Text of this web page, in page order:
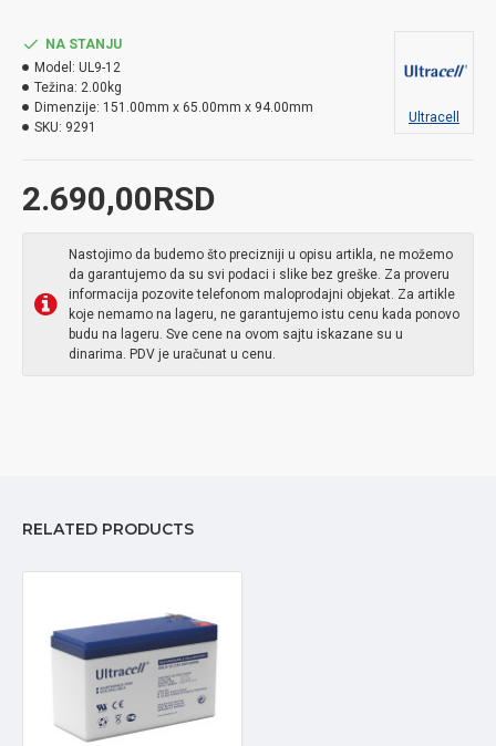
2.690,00RSD
NA STANJU
Model: UL9-12
Težina: 2.00kg
Dimenzije: 151.00mm x 65.00mm x 94.00mm
SKU: 9291
Ultracell
Nastojimo da budemo što precizniji u opisu artikla, ne možemo
da garantujemo da su svi podaci i slike bez greške. Za proveru
informacija pozovite telefonom maloprodajni objekat. Za artikle
koje nemamo na lageru, ne garantujemo istu cenu kada ponovo
budu na lageru. Sve cene na ovom sajtu iskazane su u
dinarima. PDV je uračunat u cenu.
RELATED PRODUCTS